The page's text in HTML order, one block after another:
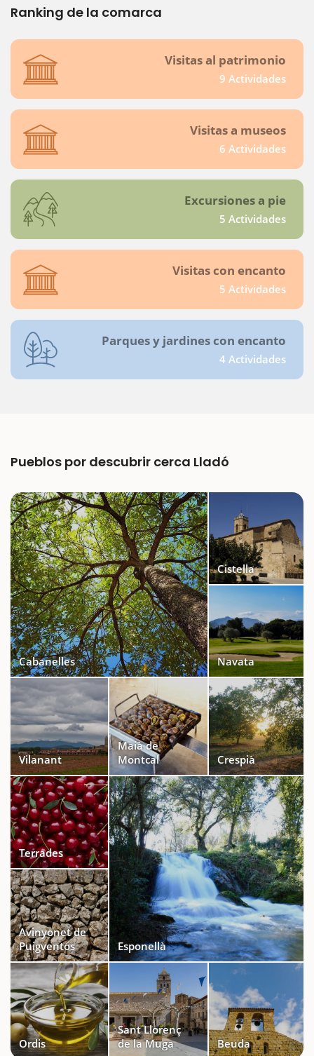
Ranking de la comarca
Visitas al patrimonio
9 Actividades
Visitas a museos
6 Actividades
Excursiones a pie
5 Actividades
Visitas con encanto
5 Actividades
Parques y jardines con encanto
4 Actividades
Pueblos por descubrir cerca Lladó
Cabanelles
Cistella
Navata
Vilanant
Maià de
Montcal
Crespià
Terrades
Avinyonet de
Puigventós
Esponellà
Ordis
Sant Llorenç
de la Muga
Beuda